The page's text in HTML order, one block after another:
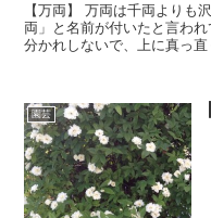
【万両】 万両は千両よりも沢山の実を付けます。 この事から「万
両」と名前が付いたと言われているそう
分かれしないで、上に真っ直ぐ伸びて 小枝をまば
園芸